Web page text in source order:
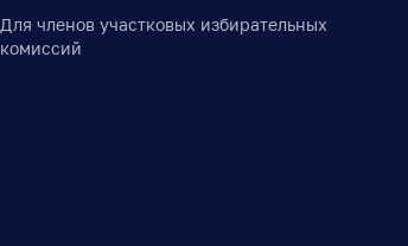
Для членов участковых избирательных
комиссий